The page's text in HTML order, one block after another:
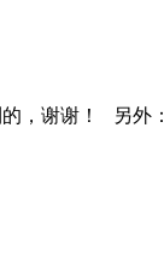
的，谢谢！ 另外